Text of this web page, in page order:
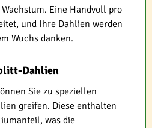
Eine Handvoll pro
und Ihre Dahlien werden
Wuchs danken.
Dahlien
Sie zu speziellen
greifen. Diese enthalten
was die